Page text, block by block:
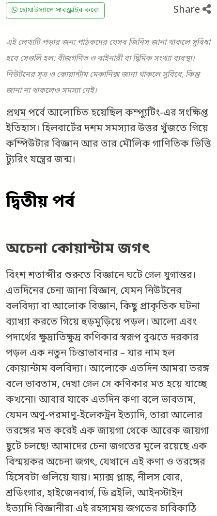
হোয়াটস্যাপে সাবস্ক্রাইব করো Share
এই লেখাটি পড়ার জন্য পাঠকদের যেসব জিনিস জানা থাকলে সুবিধা
হবে সেগুলি হল: বীজগণিত ও বাইনারী বা দ্বিমিক সংখ্যা ব্যবস্থা।
নিউটনের সূত্র ও কোয়ান্টাম মেকানিক্স জানা থাকলে সুবিধে, কিন্তু
জানা না থাকলেও সমস্যা নেই।
প্রথম পর্বেআলোচিত হয়েছিল কম্প্যুটিং-এর সংক্ষিপ্ত
ইতিহাস। হিলবার্টের দশম সমস্যার উত্তর খুঁজতে গিয়ে
কম্পিউটার বিজ্ঞান আর তার মৌলিক গাণিতিক ভিত্তি
ট্যুরিং যন্ত্রের জন্ম।
দ্বিতীয় পর্ব
অচেনা কোয়ান্টাম জগৎ
বিংশ শতাব্দীর শুরুতে বিজ্ঞানে ঘটে গেল যুগান্তর।
এতদিনের চেনা জানা বিজ্ঞান, যেমন নিউটনের
বলবিদ্যা বা আলোক বিজ্ঞান, কিছু প্রাকৃতিক ঘটনা
ব্যাখ্যা করতে গিয়ে হুড়মুড়িয়ে পড়ল। আলো এবং
পদার্থের ক্ষুদ্রাতিক্ষুদ্র কণিকার স্বরূপ বুঝতে দরকার
পড়ল এক নতুন চিন্তাভাবনার – যার নাম হল
কোয়ান্টাম বলবিদ্যা। আলোকে এতদিন আমরা তরঙ্গ
বলে ভাবতাম, দেখা গেল সে কণিকার মত হয়ে যাচ্ছে
কখনো! আবার যাকে এতদিন কণা বলে ভাবতাম,
যেমন অণু-পরমাণু-ইলেকট্রন ইত্যাদি, তারা আলোর
তরঙ্গের মত করেই এক জায়গা থেকে আরেক জায়গা
ছুটে চলছে! আমাদের চেনা জগতের মূলে রয়েছে এক
বিস্ময়কর অচেনা জগৎ, যেখানে এই কণা ও তরঙ্গের
হিসেবটা গুলিয়ে যায়। ম্যাক্স প্লাঙ্ক, নীলস বোর,
শ্রডিংগার, হাইজেনবার্গ, ডি ব্রইলি, আইনস্টাইন
ইত্যাদি বিজ্ঞানীরা এই রহস্যময় জগতের চাবিকাঠি